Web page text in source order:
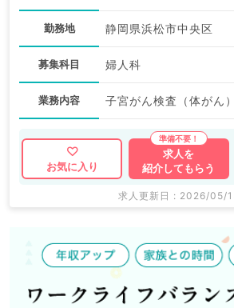
勤務地 静岡県浜松市中央区
募集科目 婦人科
業務内容
お気に入り
求人を
紹介してもらう
求人更新日 : 2026/05/